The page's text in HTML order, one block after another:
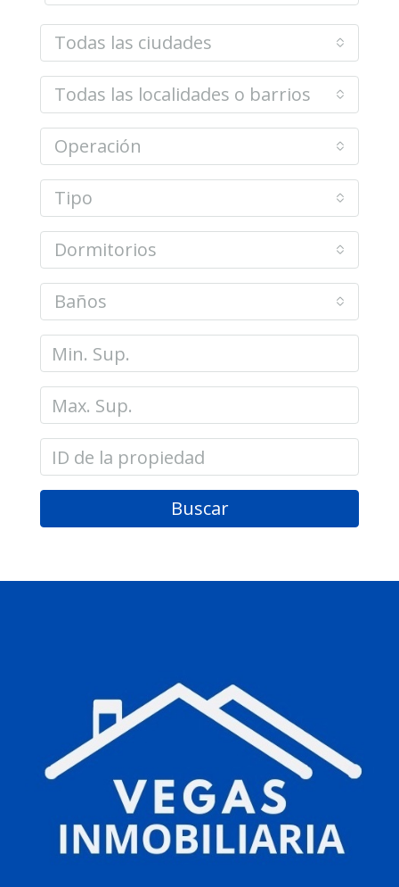
Todas las ciudades
Todas las localidades o barrios
Operación
Tipo
Dormitorios
Baños
Buscar